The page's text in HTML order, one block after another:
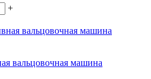
+
вальцовочная машина